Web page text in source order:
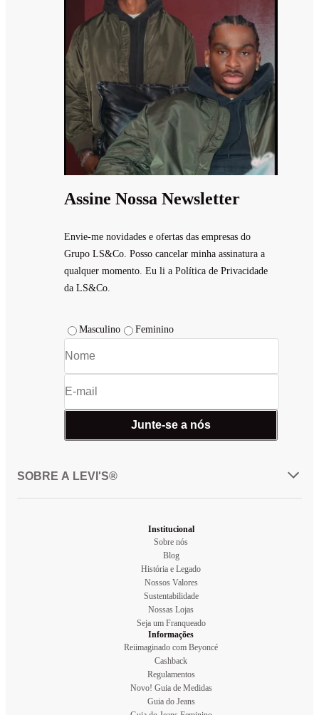
Assine Nossa Newsletter
Envie-me novidades e ofertas das empresas do
Grupo LS&Co. Posso cancelar minha assinatura a
qualquer momento. Eu li a Política de Privacidade
da LS&Co.
Masculino Feminino
Junte-se a nós
SOBRE A LEVI'S®
Institucional
Sobre nós
Blog
História e Legado
Nossos Valores
Sustentabilidade
Nossas Lojas
Seja um Franqueado
Informações
Reiimaginado com Beyoncé
Cashback
Regulamentos
Novo! Guia de Medidas
Guia do Jeans